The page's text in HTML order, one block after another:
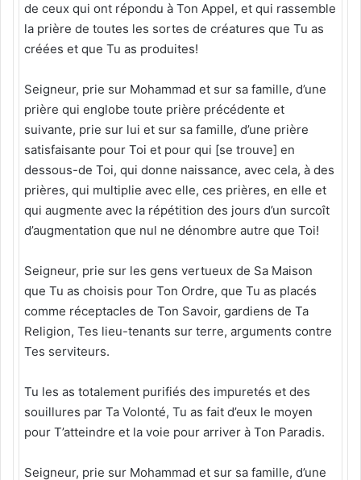
de ceux qui ont répondu à Ton Appel, et qui rassemble
la prière de toutes les sortes de créatures que Tu as
créées et que Tu as produites!
Seigneur, prie sur Mohammad et sur sa famille, d’une
prière qui englobe toute prière précédente et
suivante, prie sur lui et sur sa famille, d’une prière
satisfaisante pour Toi et pour qui [se trouve] en
dessous-de Toi, qui donne naissance, avec cela, à des
prières, qui multiplie avec elle, ces prières, en elle et
qui augmente avec la répétition des jours d’un surcoît
d’augmentation que nul ne dénombre autre que Toi!
Seigneur, prie sur les gens vertueux de Sa Maison
que Tu as choisis pour Ton Ordre, que Tu as placés
comme réceptacles de Ton Savoir, gardiens de Ta
Religion, Tes lieu-tenants sur terre, arguments contre
Tes serviteurs.
Tu les as totalement purifiés des impuretés et des
souillures par Ta Volonté, Tu as fait d’eux le moyen
pour T’atteindre et la voie pour arriver à Ton Paradis.
Seigneur, prie sur Mohammad et sur sa famille, d’une